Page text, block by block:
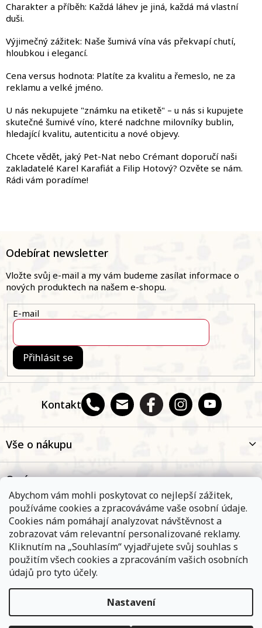
Abychom vám mohli poskytovat co nejlepší zážitek,
používáme cookies a zpracováváme vaše osobní údaje.
Cookies nám pomáhají analyzovat návštěvnost a
zobrazovat vám relevantní personalizované reklamy.
Kliknutím na „Souhlasím“ vyjadřujete svůj souhlas s
použitím všech cookies a zpracováním vašich osobních
údajů pro tyto účely.
Nastavení
Objednávky, které přijmeme a jsou uhrazeny do 11,00 hodin
expedujeme ještě v ten samý den. Vyčkejte prosím na
Charakter a příběh: Každá láhev je jiná, každá má vlastní
duši.
Výjimečný zážitek: Naše šumivá vína vás překvapí chutí,
hloubkou i elegancí.
Cena versus hodnota: Platíte za kvalitu a řemeslo, ne za
reklamu a velké jméno.
U nás nekupujete "známku na etiketě" – u nás si kupujete
skutečné šumivé víno, které nadchne milovníky bublin,
hledající kvalitu, autenticitu a nové objevy.
Chcete vědět, jaký Pet-Nat nebo Crémant doporučí naši
zakladatelé Karel Karafiát a Filip Hotový? Ozvěte se nám.
Rádi vám poradíme!
a
Kontakt
Odebírat newsletter
Vložte svůj e-mail a my vám budeme zasílat informace o
nových produktech na našem e-shopu.
E-mail
Přihlásit se
Vše o nákupu
O nás
Oblíbené kategorie
Kontakt